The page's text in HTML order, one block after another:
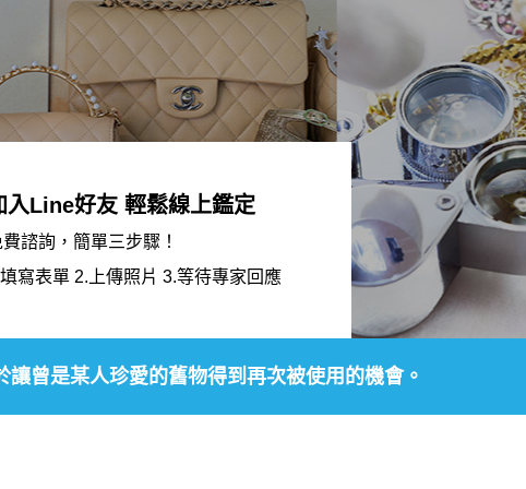
入Line好友 輕鬆線上鑑定
費諮詢，簡單三步驟！
寫表單 2.上傳照片 3.等待專家回應
曾是某人珍愛的舊物得到再次被使用的機會。